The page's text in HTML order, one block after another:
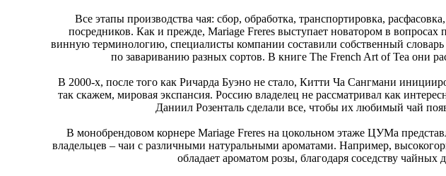
Все этапы производства чая: сбор, обработка, транспортировка,
посредников. Как и прежде, Mariage Freres выступает новатором в вопросах
винную терминологию, специалисты компании составили собственный
по завариванию разных сортов. В книге The French Art of Tea они
В 2000-х, после того как Ричарда Буэно не стало, Китти Ча Сангмани
так скажем, мировая экспансия. Россию владелец не рассматривал как
Даниил Розенталь сделали все, чтобы их любимый чай
В монобрендовом корнере Mariage Freres на цокольном этаже ЦУМа
владельцев – чаи с различными натуральными ароматами. Например,
обладает ароматом розы, благодаря соседству чайных